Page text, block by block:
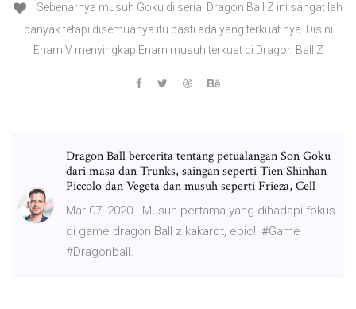
Sebenarnya musuh Goku di serial Dragon Ball Z ini sangat lah
banyak tetapi disemuanya itu pasti ada yang terkuat nya. Disini
Enam V menyingkap Enam musuh terkuat di Dragon Ball Z
Dragon Ball bercerita tentang petualangan Son Goku
dari masa dan Trunks, saingan seperti Tien Shinhan
Piccolo dan Vegeta dan musuh seperti Frieza, Cell
Mar 07, 2020 · Musuh pertama yang dihadapi fokus
di game dragon Ball z kakarot, epic!! #Game
#Dragonball.